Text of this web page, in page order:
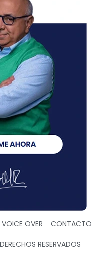
VOICE OVER CONTACTO
RESERVADOS